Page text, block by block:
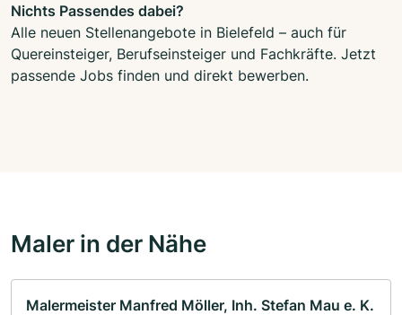
Nichts Passendes dabei?
Alle neuen Stellenangebote in Bielefeld – auch für
Quereinsteiger, Berufseinsteiger und Fachkräfte. Jetzt
passende Jobs finden und direkt bewerben.
Maler in der Nähe
Malermeister Manfred Möller, Inh. Stefan Mau e. K.